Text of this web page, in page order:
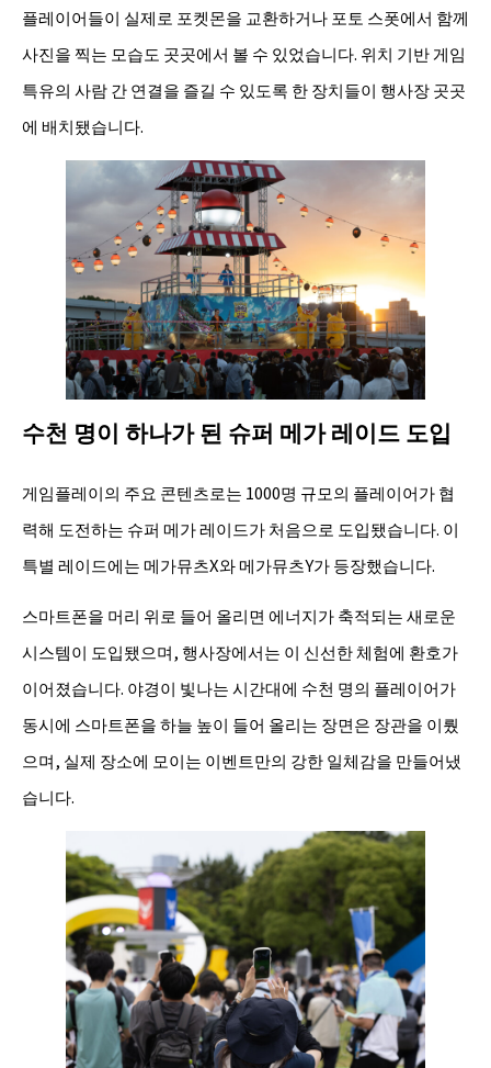
플레이어들이 실제로 포켓몬을 교환하거나 포토 스폿에서 함께
사진을 찍는 모습도 곳곳에서 볼 수 있었습니다. 위치 기반 게임
특유의 사람 간 연결을 즐길 수 있도록 한 장치들이 행사장 곳곳
에 배치됐습니다.
수천 명이 하나가 된 슈퍼 메가 레이드 도입
게임플레이의 주요 콘텐츠로는 1000명 규모의 플레이어가 협
력해 도전하는 슈퍼 메가 레이드가 처음으로 도입됐습니다. 이
특별 레이드에는 메가뮤츠X와 메가뮤츠Y가 등장했습니다.
스마트폰을 머리 위로 들어 올리면 에너지가 축적되는 새로운
시스템이 도입됐으며, 행사장에서는 이 신선한 체험에 환호가
이어졌습니다. 야경이 빛나는 시간대에 수천 명의 플레이어가
동시에 스마트폰을 하늘 높이 들어 올리는 장면은 장관을 이뤘
으며, 실제 장소에 모이는 이벤트만의 강한 일체감을 만들어냈
습니다.